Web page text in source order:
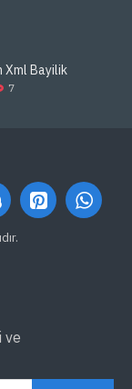
Xml Bayilik
7
ve